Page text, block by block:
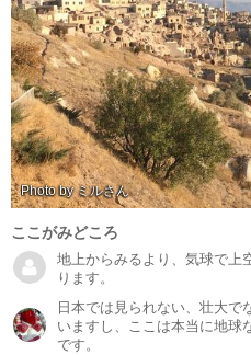
Photo by ミル
ここがみどころ
地上からみるより、気球で上
ります。
日本では見られない、壮大で
いますし、ここは本当に地球
です。